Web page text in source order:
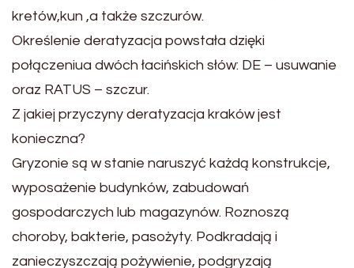
kretów,kun ,a także szczurów.
Określenie deratyzacja powstała dzięki
połączeniua dwóch łacińskich słów: DE – usuwanie
oraz RATUS – szczur.
Z jakiej przyczyny deratyzacja kraków jest
konieczna?
Gryzonie są w stanie naruszyć każdą konstrukcje,
wyposażenie budynków, zabudowań
gospodarczych lub magazynów. Roznoszą
choroby, bakterie, pasożyty. Podkradają i
zanieczyszczają pożywienie, podgryzają